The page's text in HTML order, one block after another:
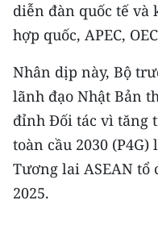
diễn đàn quốc tế và
hợp quốc, APEC,
Nhân dịp này, Bộ
lãnh đạo Nhật Bản
đỉnh Đối tác vì tăng
toàn cầu 2030
Tương lai ASEAN tổ
2025.